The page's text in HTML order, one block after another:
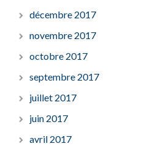
décembre 2017
novembre 2017
octobre 2017
septembre 2017
juillet 2017
juin 2017
avril 2017